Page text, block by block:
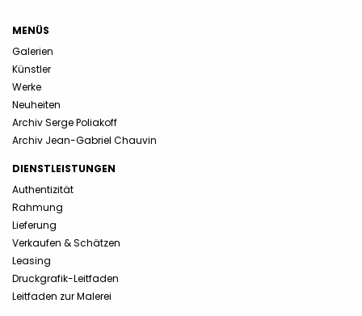
MENÜS
Galerien
Künstler
Werke
Neuheiten
Archiv Serge Poliakoff
Archiv Jean-Gabriel Chauvin
DIENSTLEISTUNGEN
Authentizität
Rahmung
Lieferung
Verkaufen & Schätzen
Leasing
Druckgrafik-Leitfaden
Leitfaden zur Malerei